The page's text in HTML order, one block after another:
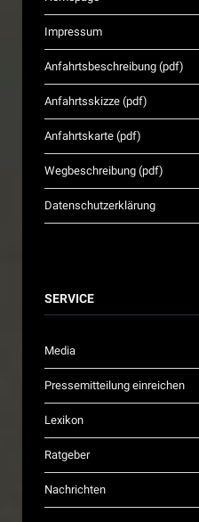
Impressum
Anfahrtsbeschreibung (pdf)
Anfahrtsskizze (pdf)
Anfahrtskarte (pdf)
Wegbeschreibung (pdf)
Datenschutzerklärung
SERVICE
Media
Pressemitteilung einreichen
Lexikon
Ratgeber
Nachrichten